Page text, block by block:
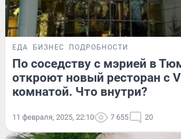
ЕДА БИЗНЕС ПОДРОБНОСТИ
По соседству с мэрией в
откроют новый ресторан с
комнатой. Что внутри?
11 февраля, 2025, 22:10 7 655 20